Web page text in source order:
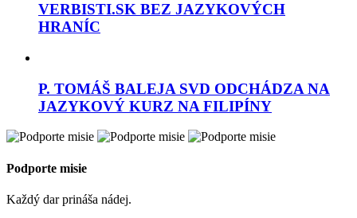
VERBISTI.SK BEZ JAZYKOVÝCH
HRANÍC
P. TOMÁŠ BALEJA SVD ODCHÁDZA NA
JAZYKOVÝ KURZ NA FILIPÍNY
Podporte misie
Každý dar prináša nádej.